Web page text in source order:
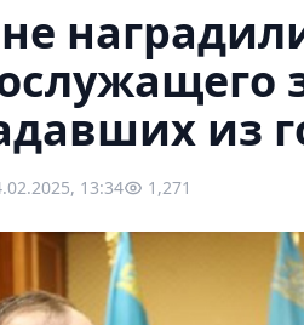
из
13:34 1,271